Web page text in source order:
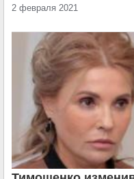
2 февраля 2021